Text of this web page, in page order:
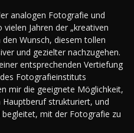
analogen Fotografie und
Jahren der „kreativen
den Wunsch, diesem tollen
und gezielter nachzugehen.
entsprechenden Vertiefung
Fotografieinstituts
mir die geeignete Möglichkeit,
strukturiert, und
mit der Fotografie zu